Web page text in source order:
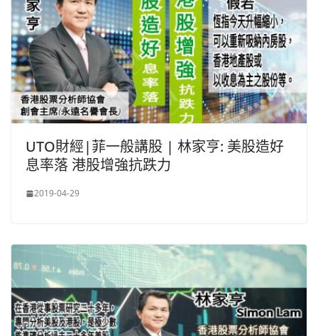
UTO財經|菲一般講股 | 林家亨: 美股造好
息率落 港股增強抗跌力
2019-04-29